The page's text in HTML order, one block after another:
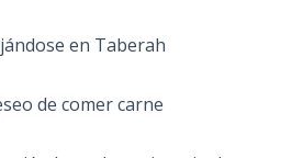
en Taberah
de comer carne